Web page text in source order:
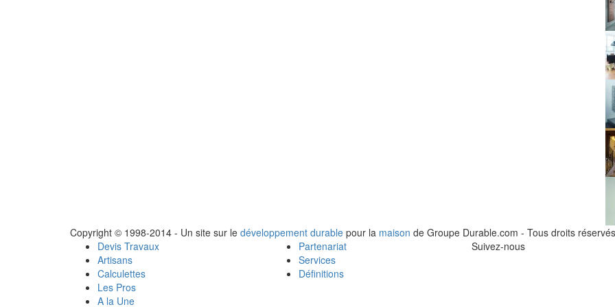
Copyright © 1998-2014 - Un site sur le développement durable pour la maison de Groupe Durable.com - Tous droits
Devis Travaux
Artisans
Calculettes
Les Pros
A la Une
Partenariat
Services
Définitions
Suivez-nous